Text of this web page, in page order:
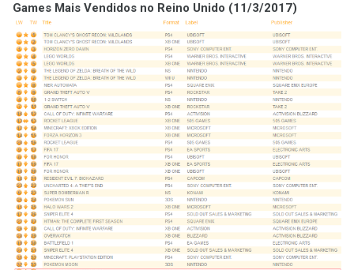
Games Mais Vendidos no Reino Unido (11/3/2017)